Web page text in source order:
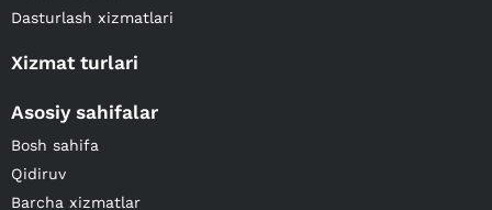
Dasturlash xizmatlari
Xizmat turlari
Asosiy sahifalar
Bosh sahifa
Qidiruv
Barcha xizmatlar